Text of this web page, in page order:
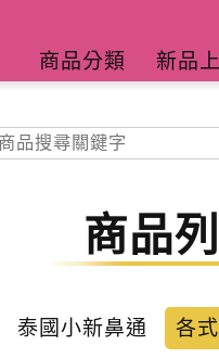
商品分類 新品
商品
泰國小新鼻通 各